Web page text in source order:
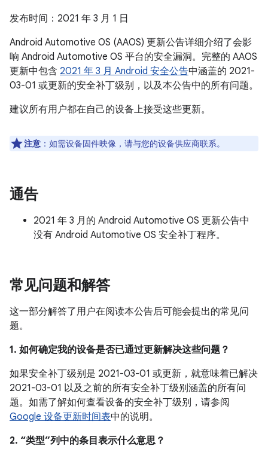
发布时间：2021 年 3 月 1 日
Android Automotive OS (AAOS) 更新公告详细介绍了会影
响 Android Automotive OS 平台的安全漏洞。完整的 AAOS
更新中包含 2021 年 3 月 Android 安全公告中涵盖的 2021-
03-01 或更新的安全补丁级别，以及本公告中的所有问题。
建议所有用户都在自己的设备上接受这些更新。
注意 ：如需设备固件映像，请与您的设备供应商联系。
通告
2021 年 3 月的 Android Automotive OS 更新公告中
没有 Android Automotive OS 安全补丁程序。
常见问题和解答
这一部分解答了用户在阅读本公告后可能会提出的常见问
题。
1. 如何确定我的设备是否已通过更新解决这些问题？
如果安全补丁级别是 2021-03-01 或更新，就意味着已解决
2021-03-01 以及之前的所有安全补丁级别涵盖的所有问
题。如需了解如何查看设备的安全补丁级别，请参阅
Google 设备更新时间表中的说明。
2. “类型”列中的条目表示什么意思？